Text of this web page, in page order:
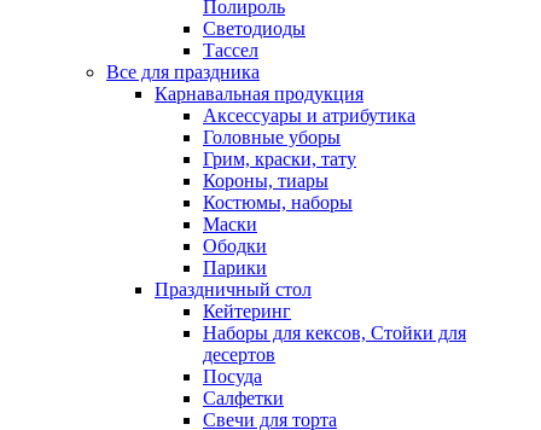
Полироль
Светодиоды
Тассел
Все для праздника
Карнавальная продукция
Аксессуары и атрибутика
Головные уборы
Грим, краски, тату
Короны, тиары
Костюмы, наборы
Маски
Ободки
Парики
Праздничный стол
Кейтеринг
Наборы для кексов, Стойки для
десертов
Посуда
Салфетки
Свечи для торта